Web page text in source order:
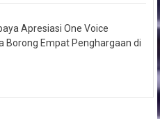
Apresiasi One Voice
Borong Empat Penghargaan di